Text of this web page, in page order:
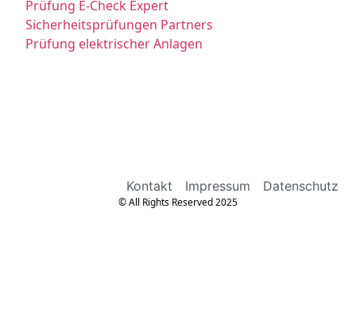
Prüfung E-Check Expert
Sicherheitsprüfungen Partners
Prüfung elektrischer Anlagen
Kontakt Impressum Datenschutz
© All Rights Reserved 2025